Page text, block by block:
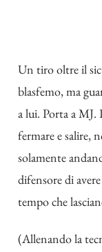
Un tiro oltre il
blasfemo, ma
a lui. Porta a MJ.
fermare e salire,
solamente
difensore di
tempo che
(Allenando la